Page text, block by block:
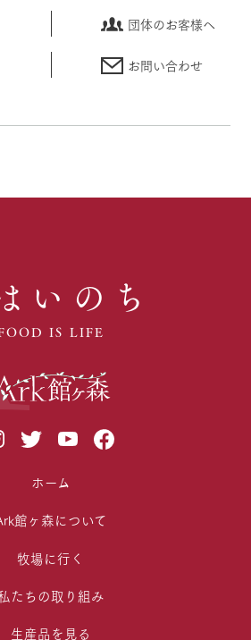
団体のお客様へ
お問い合わせ
いのち
IS LIFE
ホーム
館ヶ森について
牧場に行く
たちの取り組み
生産品を見る